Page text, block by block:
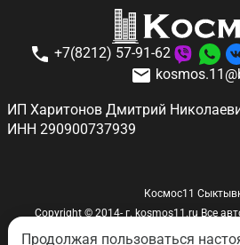
+7(8212) 57-91-62
ИП Харитонов Дмитрий
ИНН 290900737939
Космос11
Copyright © 2014-г. kosmos11.ru Все
Продолжая пользоваться